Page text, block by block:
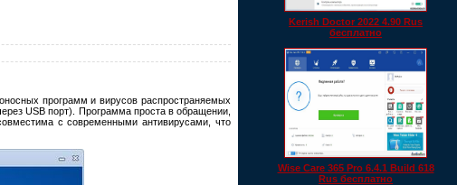
программ и вирусов распространяемых
USB порт). Программа проста в обращении,
с современными антивирусами, что
Kerish Doctor 2022 4.90 Rus
бесплатно
Wise Care 365 Pro 6.4.1 Build 618
Rus бесплатно